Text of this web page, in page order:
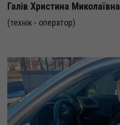
Галів Христина Миколаївна
(технік - оператор)